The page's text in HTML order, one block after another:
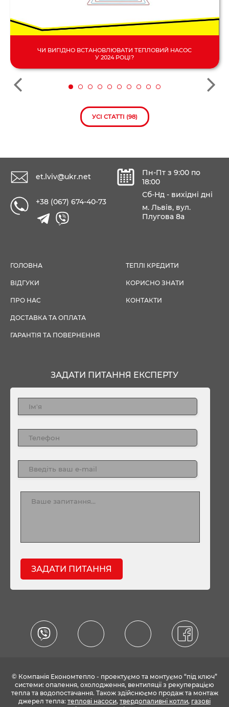
ЧИ ВИГІДНО ВСТАНОВЛЮВАТИ ТЕПЛОВИЙ НАСОС
У 2024 РОЦІ?
УСІ СТАТТІ (98)
et.lviv@ukr.net
+38 (067) 674-40-73
Пн-Пт з 9:00 по
18:00
Сб-Нд - вихідні дні
м. Львів, вул.
Плугова 8а
ГОЛОВНА
ВІДГУКИ
ПРО НАС
ДОСТАВКА ТА ОПЛАТА
ГАРАНТІЯ ТА ПОВЕРНЕННЯ
ТЕПЛІ КРЕДИТИ
КОРИСНО ЗНАТИ
КОНТАКТИ
ЗАДАТИ ПИТАННЯ ЕКСПЕРТУ
ЗАДАТИ ПИТАННЯ
© Компанія Економтепло - проектуємо та монтуємо “під ключ”
системи: опалення, охолодження, вентиляції з рекуперацією
тепла та водопостачання. Також здійснюємо продаж та монтаж
джерел тепла: теплові насоси, твердопаливні котли, газові